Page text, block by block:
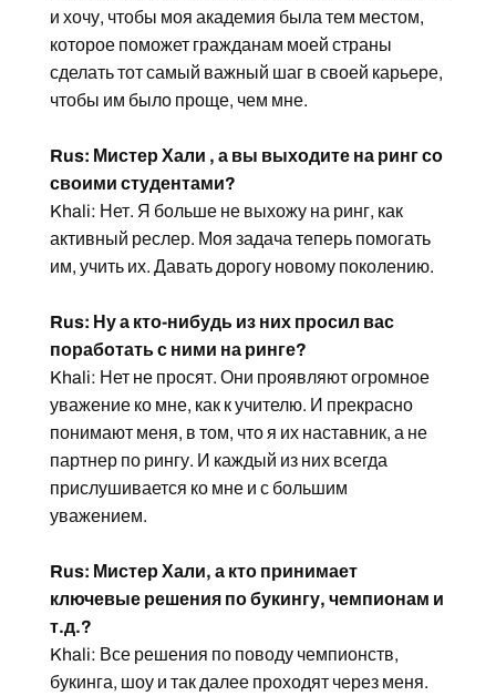
и хочу, чтобы моя академия была тем местом,
которое поможет гражданам моей страны
сделать тот самый важный шаг в своей карьере,
чтобы им было проще, чем мне.
Rus: Мистер Хали , а вы выходите на ринг со
своими студентами?
Khali: Нет. Я больше не выхожу на ринг, как
активный реслер. Моя задача теперь помогать
им, учить их. Давать дорогу новому поколению.
Rus: Ну а кто-нибудь из них просил вас
поработать с ними на ринге?
Khali: Нет не просят. Они проявляют огромное
уважение ко мне, как к учителю. И прекрасно
понимают меня, в том, что я их наставник, а не
партнер по рингу. И каждый из них всегда
прислушивается ко мне и с большим
уважением.
Rus: Мистер Хали, а кто принимает
ключевые решения по букингу, чемпионам и
т.д.?
Khali: Все решения по поводу чемпионств,
букинга, шоу и так далее проходят через меня.